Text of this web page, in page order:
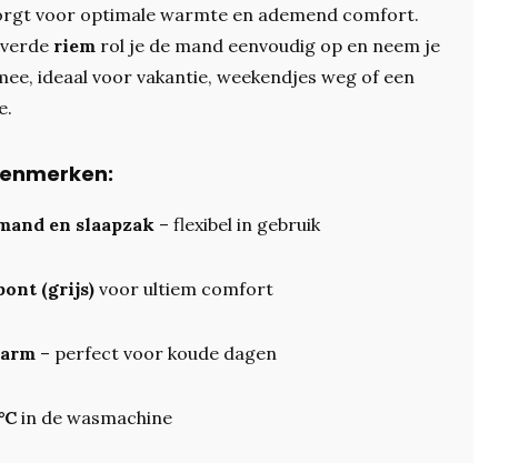
voor optimale warmte en ademend comfort.
riem rol je de mand eenvoudig op en neem je
ideaal voor vakantie, weekendjes weg of een
en slaapzak – flexibel in gebruik
(grijs)voor ultiem comfort
– perfect voor koude dagen
in de wasmachine